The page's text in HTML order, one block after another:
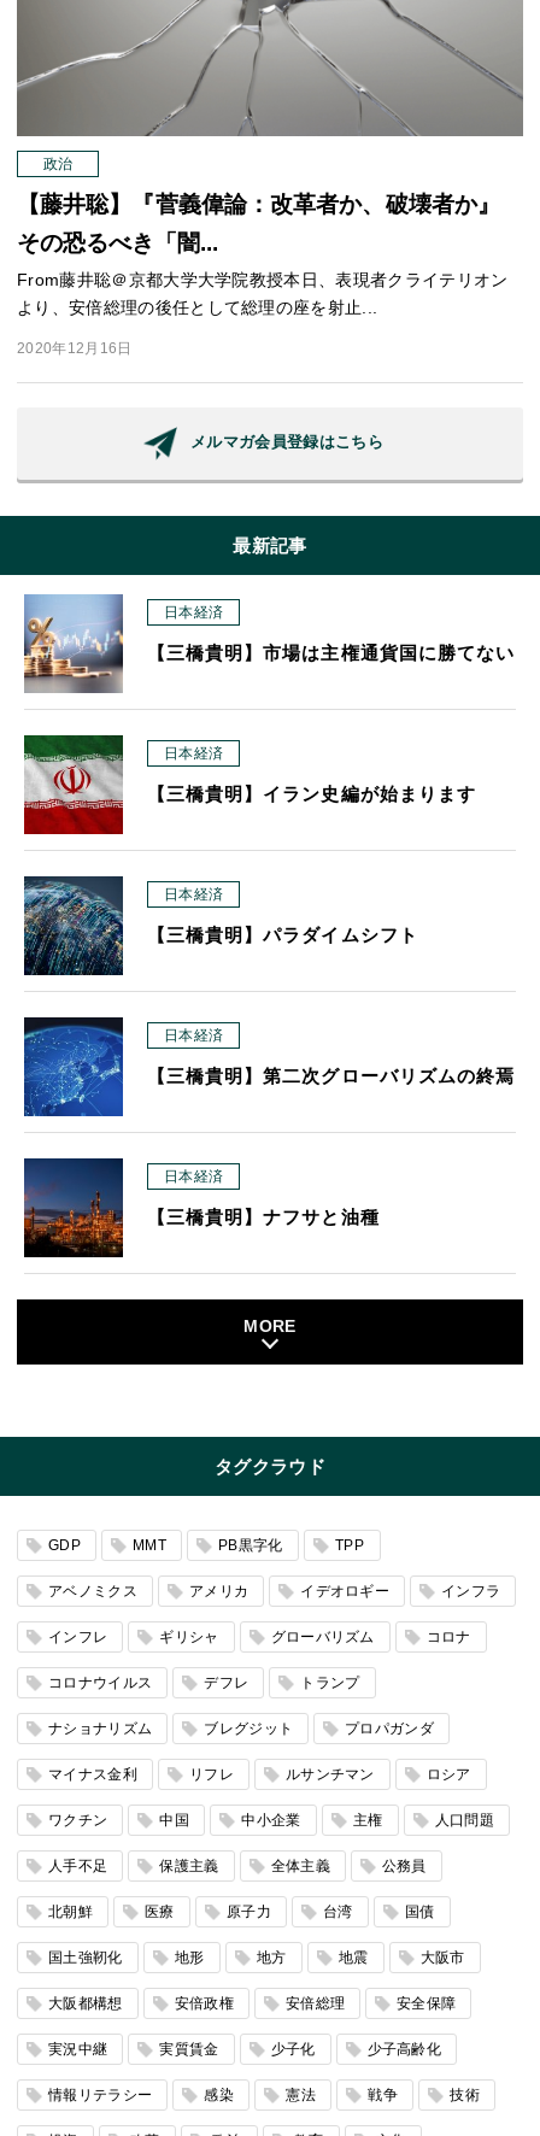
政治
【藤井聡】『菅義偉論：改革者か、破壊者か』
その恐るべき「闇...
From藤井聡＠京都大学大学院教授本日、表現者クライテリオン
より、安倍総理の後任として総理の座を射止...
2020年12月16日
メルマガ会員登録はこちら
最新記事
日本経済
【三橋貴明】市場は主権通貨国に勝てない
日本経済
【三橋貴明】イラン史編が始まります
日本経済
【三橋貴明】パラダイムシフト
日本経済
【三橋貴明】第二次グローバリズムの終焉
日本経済
【三橋貴明】ナフサと油種
MORE
タグクラウド
GDP MMT PB黒字化 TPP
アベノミクス アメリカ イデオロギー インフラ
インフレ ギリシャ グローバリズム コロナ
コロナウイルス デフレ トランプ
ナショナリズム ブレグジット プロパガンダ
マイナス金利 リフレ ルサンチマン ロシア
ワクチン 中国 中小企業 主権 人口問題
人手不足 保護主義 全体主義 公務員
北朝鮮 医療 原子力 台湾 国債
国土強靭化 地形 地方 地震 大阪市
大阪都構想 安倍政権 安倍総理 安全保障
実況中継 実質賃金 少子化 少子高齢化
情報リテラシー 感染 憲法 戦争 技術